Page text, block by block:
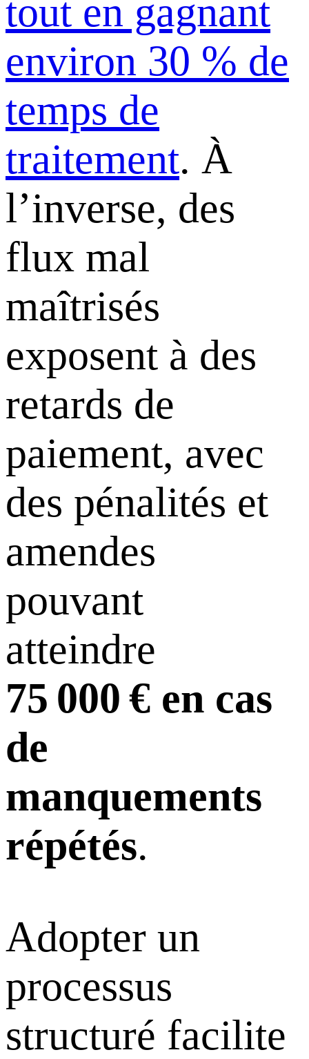
tout en gagnant
environ 30 % de
temps de
traitement. À
l’inverse, des
flux mal
maîtrisés
exposent à des
retards de
paiement, avec
des pénalités et
amendes
pouvant
atteindre
75 000 € en cas
de
manquements
répétés.
Adopter un
processus
structuré facilite